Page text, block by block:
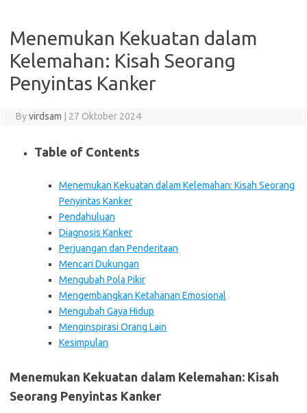
Menemukan Kekuatan dalam
Kelemahan: Kisah Seorang
Penyintas Kanker
Byvirdsam 27 Oktober 2024
Table of Contents
Menemukan Kekuatan dalam Kelemahan: Kisah Seorang
Penyintas Kanker
Pendahuluan
Diagnosis Kanker
Perjuangan dan Penderitaan
Mencari Dukungan
Mengubah Pola Pikir
Mengembangkan Ketahanan Emosional
Mengubah Gaya Hidup
Menginspirasi Orang Lain
Kesimpulan
Menemukan Kekuatan dalam Kelemahan: Kisah
Seorang Penyintas Kanker